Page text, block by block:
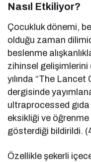
Nasıl Etkiliyor?
Çocukluk dönemi,
olduğu zaman
beslenme
zihinsel
yılında “The
dergisinde
ultraprocessed
eksikliği ve
gösterdiği bildirildi.
Özellikle şekerli